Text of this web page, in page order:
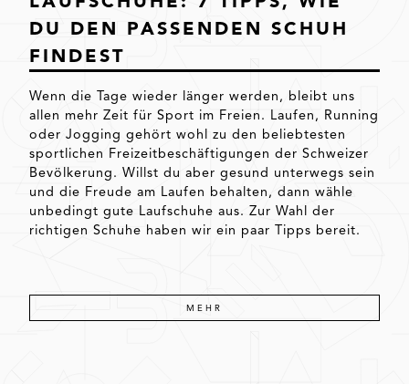
DU DEN PASSENDEN SCHUH
FINDEST
Wenn die Tage wieder länger werden, bleibt uns
allen mehr Zeit für Sport im Freien. Laufen, Running
oder Jogging gehört wohl zu den beliebtesten
sportlichen Freizeitbeschäftigungen der Schweizer
Bevölkerung. Willst du aber gesund unterwegs sein
und die Freude am Laufen behalten, dann wähle
unbedingt gute Laufschuhe aus. Zur Wahl der
richtigen Schuhe haben wir ein paar Tipps bereit.
MEHR